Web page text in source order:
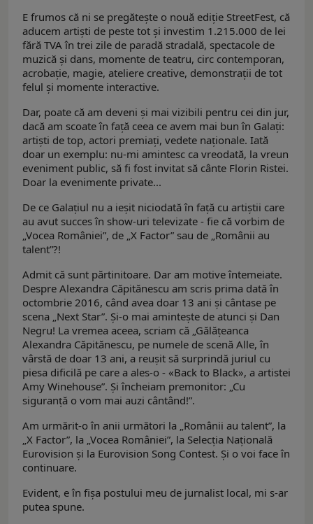
E frumos că ni se pregătește o nouă ediție StreetFest, că
aducem artiști de peste tot și investim 1.215.000 de lei
fără TVA în trei zile de paradă stradală, spectacole de
muzică și dans, momente de teatru, circ contemporan,
acrobație, magie, ateliere creative, demonstrații de tot
felul și momente interactive.
Dar, poate că am deveni și mai vizibili pentru cei din jur,
dacă am scoate în față ceea ce avem mai bun în Galați:
artiști de top, actori premiați, vedete naționale. Iată
doar un exemplu: nu-mi amintesc ca vreodată, la vreun
eveniment public, să fi fost invitat să cânte Florin Ristei.
Doar la evenimente private...
De ce Galațiul nu a ieșit niciodată în față cu artiștii care
au avut succes în show-uri televizate - fie că vorbim de
„Vocea României”, de „X Factor” sau de „Românii au
talent”?!
Admit că sunt părtinitoare. Dar am motive întemeiate.
Despre Alexandra Căpitănescu am scris prima dată în
octombrie 2016, când avea doar 13 ani și cântase pe
scena „Next Star”. Și-o mai amintește de atunci și Dan
Negru! La vremea aceea, scriam că „Gălățeanca
Alexandra Căpitănescu, pe numele de scenă Alle, în
vârstă de doar 13 ani, a reușit să surprindă juriul cu
piesa dificilă pe care a ales-o - «Back to Black», a artistei
Amy Winehouse”. Și încheiam premonitor: „Cu
siguranţă o vom mai auzi cântând!”.
Am urmărit-o în anii următori la „Românii au talent”, la
„X Factor”, la „Vocea României”, la Selecția Națională
Eurovision și la Eurovision Song Contest. Și o voi face în
continuare.
Evident, e în fișa postului meu de jurnalist local, mi s-ar
putea spune.